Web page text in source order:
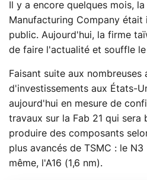
Il y a encore quelques mois,
Manufacturing Company était
public. Aujourd'hui, la firme
de faire l'actualité et souffle
Faisant suite aux nombreuses
d'investissements aux États-
aujourd'hui en mesure de
travaux sur la Fab 21 qui sera
produire des composants
plus avancés de TSMC : le
même, l'A16 (1,6 nm).